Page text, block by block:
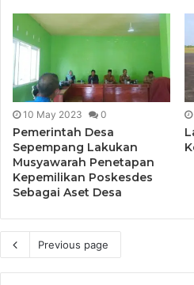
10 May 2023 0
Pemerintah Desa
Sepempang Lakukan
Musyawarah Penetapan
Kepemilikan Poskesdes
Sebagai Aset Desa
Previous page